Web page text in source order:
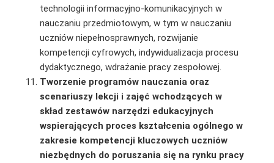
technologii informacyjno-komunikacyjnych w
nauczaniu przedmiotowym, w tym w nauczaniu
uczniów niepełnosprawnych, rozwijanie
kompetencji cyfrowych, indywidualizacja procesu
dydaktycznego, wdrażanie pracy zespołowej.
Tworzenie programów nauczania oraz
scenariuszy lekcji i zajęć wchodzących w
skład zestawów narzędzi edukacyjnych
wspierających proces kształcenia ogólnego w
zakresie kompetencji kluczowych uczniów
niezbędnych do poruszania się na rynku pracy